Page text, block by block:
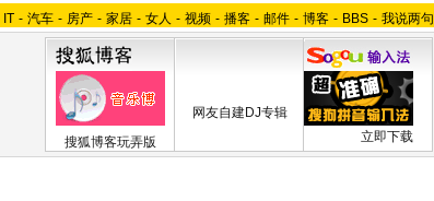
IT - 汽车 - 房产 - 家居 - 女人 - 视频 - 播客 - 邮件 - 博客 - BBS - 我说两句
搜狐博客玩弄版
网友自建DJ专辑
立即下载